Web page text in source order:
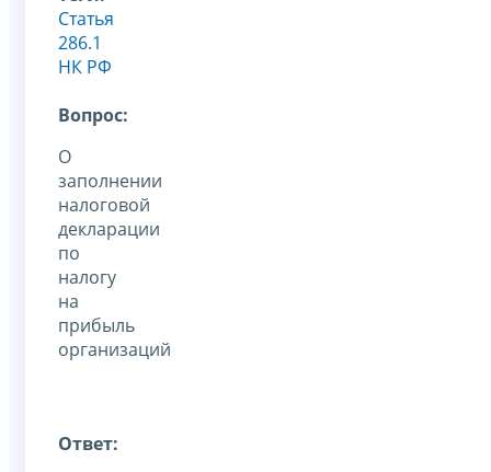
Статья
286.1
НК РФ
Вопрос:
О
заполнении
налоговой
декларации
по
налогу
на
прибыль
организаций
Ответ: